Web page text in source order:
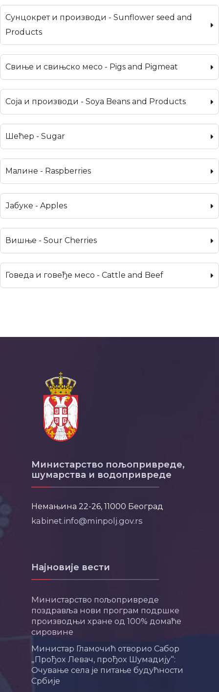
Сунцокрет и производи - Sunflower seed and
Products
Свиње и свињско месо - Pigs and Pigmeat
Соја и производи - Soya Beans and Products
Шећер - Sugar
Малине - Raspberries
Јабуке - Apples
Вишње - Sour Cherries
Говеда и говеђе месо - Cattle and Beef
Министарство пољопривреде,
шумарства и водопривреде
Немањина 22-26, 11000 Београд
kabinet.info@minpolj.gov.rs
Најновије вести
Министарство пољопривреде
поздравља нови програм подршке
производњи хране од 100% домаће
сировине
Министар Гламочић отворио Сабор
„Прођох Левач, прођох Шумадију“:
Очување села је питање будућности
Србије